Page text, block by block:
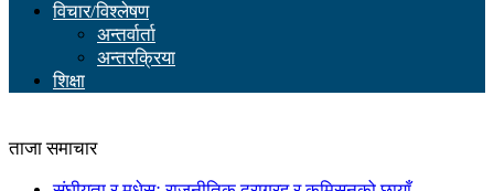
विचार/विश्लेषण
अन्तर्वार्ता
अन्तरक्रिया
शिक्षा
ताजा समाचार